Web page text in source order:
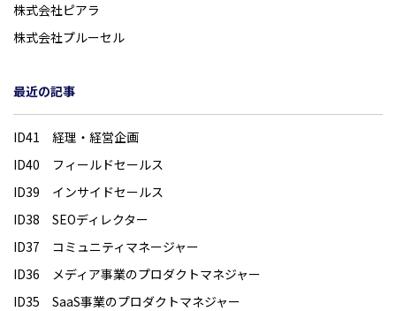
株式会社ピアラ
株式会社プルーセル
最近の記事
ID41 経理・経営企画
ID40 フィールドセールス
ID39 インサイドセールス
ID38 SEOディレクター
ID37 コミュニティマネージャー
ID36 メディア事業のプロダクトマネジャー
ID35 SaaS事業のプロダクトマネジャー